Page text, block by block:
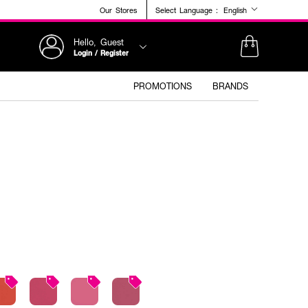
Our Stores Select Language : English
Hello, Guest
Login / Register
PROMOTIONS BRANDS